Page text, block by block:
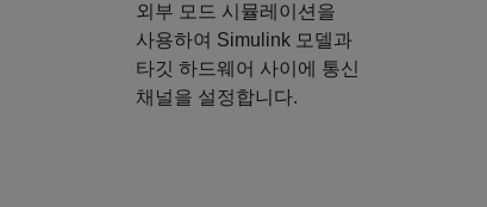
외부 모드 시뮬레이션을
사용하여 Simulink 모델과
타깃 하드웨어 사이에 통신
채널을 설정합니다.